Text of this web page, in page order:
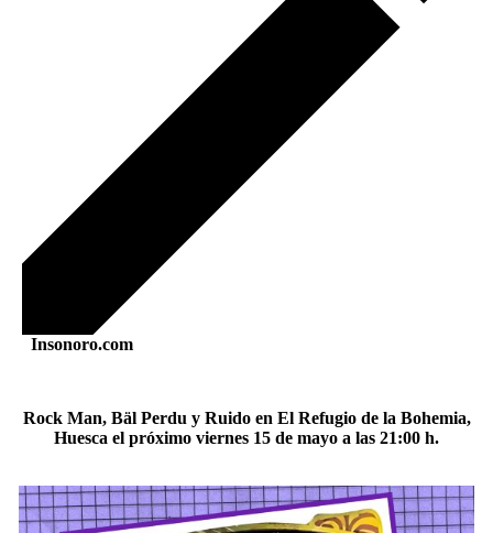
Insonoro.com
Rock Man, Bäl Perdu y Ruido en El Refugio de la Bohemia,
Huesca el próximo viernes 15 de mayo a las 21:00 h.